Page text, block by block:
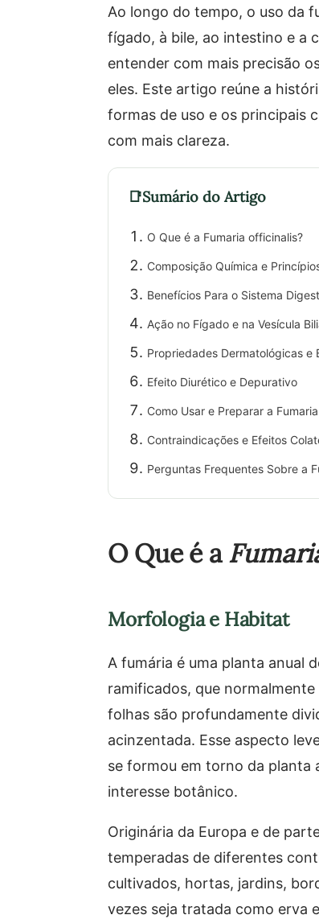
Ao longo do tempo, o uso da
fígado, à bile, ao intestino e a
entender com mais precisão
eles. Este artigo reúne a
formas de uso e os principais
com mais clareza.
Sumário do Artigo
O Que é a Fumaria officinalis?
Composição Química e
Benefícios Para o Sistema
Ação no Fígado e na Vesícula
Propriedades Dermatológicas e
Efeito Diurético e Depurativo
Como Usar e Preparar a
Contraindicações e Efeitos
Perguntas Frequentes Sobre a
O Que é a
Morfologia e Habitat
A fumária é uma planta anual
ramificados, que
folhas são profundamente
acinzentada. Esse aspecto
se formou em torno da planta
interesse botânico.
Originária da Europa e de
temperadas de diferentes
cultivados, hortas, jardins,
vezes seja tratada como erva